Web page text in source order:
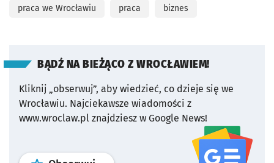
praca we Wrocławiu praca biznes
BĄDŹ NA BIEŻĄCO Z WROCŁAWIEM!
Kliknij „obserwuj”, aby wiedzieć, co dzieje się we
Wrocławiu. Najciekawsze wiadomości z
www.wroclaw.pl znajdziesz w Google News!